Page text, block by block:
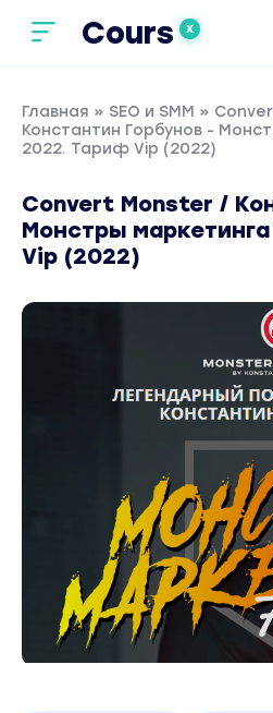
Cours X
Главная » SEO и SMM »
Константин Горбунов -
2022. Тариф Vip (2022)
Сonvert Monster /
Монстры
Vip (2022)